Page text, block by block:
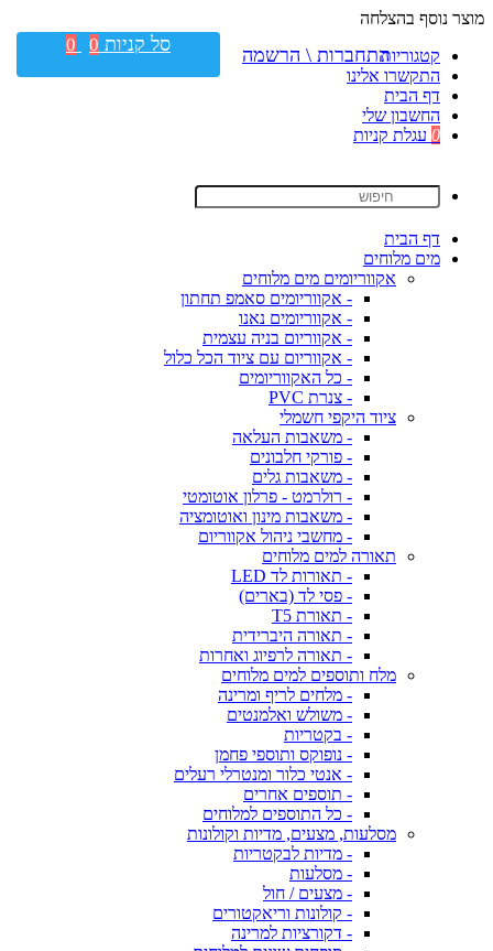
מוצר נוסף בהצלחה
קטגוריות
התקשרו אלינו
דף הבית
החשבון שלי
0 עגלת קניות
דף הבית
מים מלוחים
אקווריומים מים מלוחים
- אקווריומים סאמפ תחתון
- אקווריומים נאנו
- אקווריום בניה עצמית
- אקווריום עם ציוד הכל כלול
- כל האקווריומים
- צנרת PVC
ציוד היקפי חשמלי
- משאבות העלאה
- פורקי חלבונים
- משאבות גלים
- רולרמט - פרלון אוטומטי
- משאבות מינון ואוטומציה
- מחשבי ניהול אקווריום
תאורה למים מלוחים
- תאורות לד LED
- פסי לד (בארים)
- תאורת T5
- תאורה היברידית
- תאורה לרפיוג ואחרות
מלח ותוספים למים מלוחים
- מלחים לריף ומרינה
- משולש ואלמנטים
- בקטריות
- נופוקס ותוספי פחמן
- אנטי כלור ומנטרלי רעלים
- תוספים אחרים
- כל התוספים למלוחים
מסלעות, מצעים, מדיות וקולונות
- מדיות לבקטריות
- מסלעות
- מצעים / חול
- קולונות וריאקטורים
- דקורציות למרינה
התחברות \ הרשמה סל קניות 0
0